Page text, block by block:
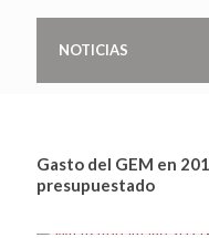
NOTICIAS
Gasto del GEM en
presupuestado